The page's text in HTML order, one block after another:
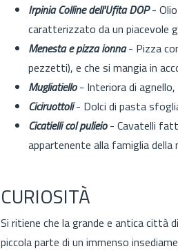
Irpinia Colline dell'Ufita DOP- Olio
caratterizzato da un piacevole
Menesta e pizza ionna- Pizza
pezzetti), e che si mangia in
Mugliatiello - Interiora di
Ciciruottoli- Dolci di pasta
Cicatielli col pulieio- Cavatelli
appartenente alla famiglia della
CURIOSITÀ
Si ritiene che la grande e antica città
piccola parte di un immenso